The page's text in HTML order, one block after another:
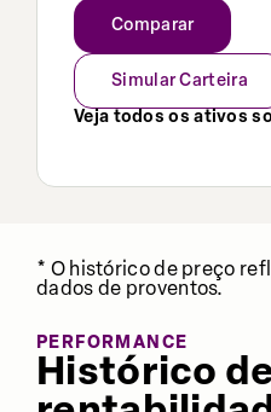
Comparar
Simular Carteira
Veja todos os ativos
* O histórico de preço
dados de proventos.
PERFORMANCE
Histórico